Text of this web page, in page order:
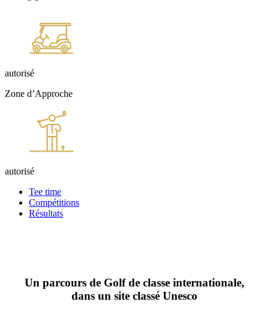
autorisé
Zone d’Approche
autorisé
Tee time
Compétitions
Résultats
Un parcours de Golf de classe internationale,
dans un site classé Unesco